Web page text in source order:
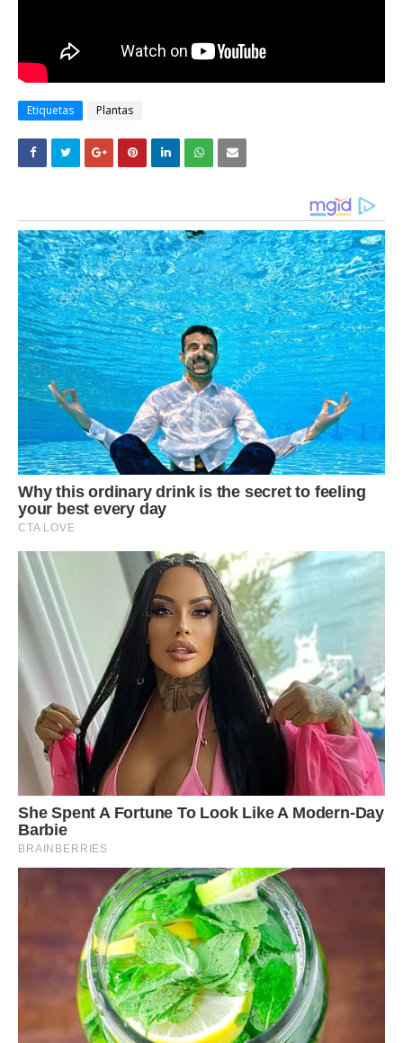
Etiquetas Plantas